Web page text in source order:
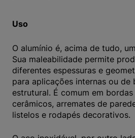
Uso
O alumínio é, acima de tudo,
Sua maleabilidade permite
diferentes espessuras e
para aplicações internas ou de
estrutural. É comum em
cerâmicos, arremates de
listelos e rodapés decorativos.